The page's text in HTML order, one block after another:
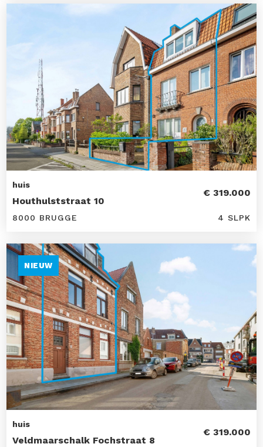
huis
Houthulststraat 10
€ 319.000
8000 BRUGGE 4 SLPK
NIEUW
huis
Veldmaarschalk Fochstraat 8
€ 319.000